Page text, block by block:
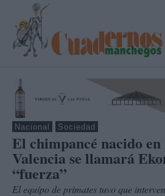
Nacional Sociedad
El chimpancé nacido
Valencia se llamará
“fuerza”
El equipo de primates tuvo que